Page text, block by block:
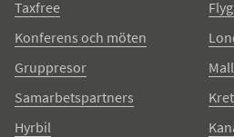
Taxfree
Konferens och möten
Gruppresor
Samarbetspartners
Hyrbil